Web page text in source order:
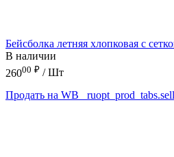
Бейсболка летняя хлопковая с
В наличии
26000 ₽ / Шт
Продать на WB